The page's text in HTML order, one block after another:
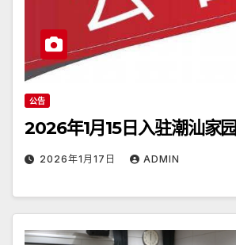
公告
2026年1月15日入驻潮汕家园
2026年1月17日 ADMIN